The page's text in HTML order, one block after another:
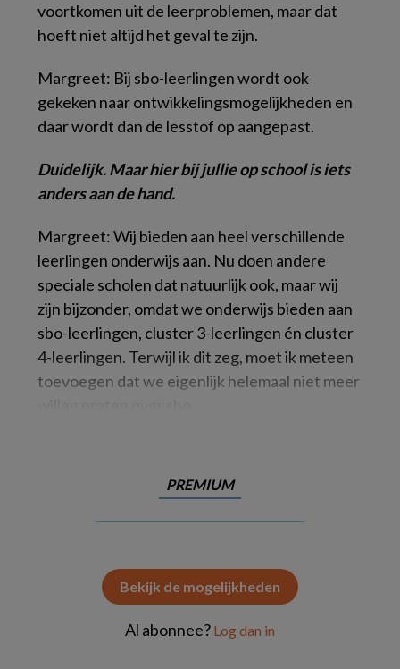
voortkomen uit de leerproblemen, maar dat
hoeft niet altijd het geval te zijn.
Margreet: Bij sbo-leerlingen wordt ook
gekeken naar ontwikkelingsmogelijkheden en
daar wordt dan de lesstof op aangepast.
Duidelijk. Maar hier bij jullie op school is iets
anders aan de hand.
Margreet: Wij bieden aan heel verschillende
leerlingen onderwijs aan. Nu doen andere
speciale scholen dat natuurlijk ook, maar wij
zijn bijzonder, omdat we onderwijs bieden aan
sbo-leerlingen, cluster 3-leerlingen én cluster
4-leerlingen. Terwijl ik dit zeg, moet ik meteen
toevoegen dat we eigenlijk helemaal niet meer
PREMIUM
Bekijk de mogelijkheden
Al abonnee? Log dan in